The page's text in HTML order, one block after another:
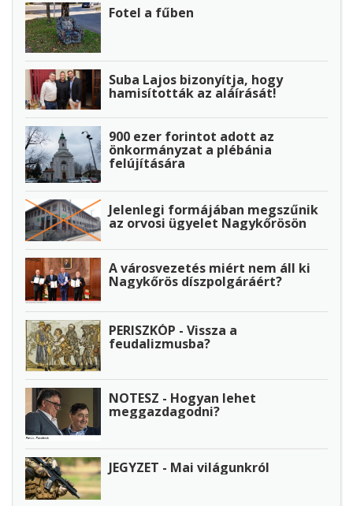
Fotel a fűben
Suba Lajos bizonyítja, hogy
hamisították az aláírását!
900 ezer forintot adott az
önkormányzat a plébánia
felújítására
Jelenlegi formájában megszűnik
az orvosi ügyelet Nagykőrösön
A városvezetés miért nem áll ki
Nagykőrös díszpolgáráért?
PERISZKÓP - Vissza a
feudalizmusba?
NOTESZ - Hogyan lehet
meggazdagodni?
JEGYZET - Mai világunkról